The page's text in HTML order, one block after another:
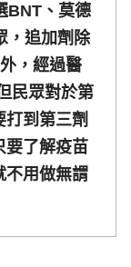
BNT、莫德
，追加劑除
，經過醫
民眾對於第
到第三劑
要了解疫苗
不用做無謂